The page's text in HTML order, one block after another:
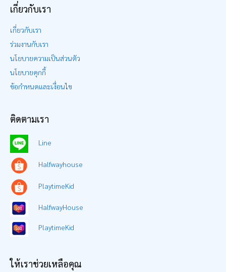
เกี่ยวกับเรา
เกี่ยวกับเรา
ร่วมงานกับเรา
นโยบายความเป็นส่วนตัว
นโยบายคุกกี้
ข้อกำหนดและเงื่อนไข
ติดตามเรา
Line
Halfwayhouse
PlaytimeKid
HalfwayHouse
PlaytimeKid
ให้เราช่วยเหลือคุณ